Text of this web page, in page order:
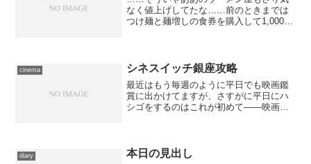
なく値上げしてたな……前のときまでは
つけ麺と麺増しの食券を購入して1,000円
cinema シネスイッチ銀座攻略
最近はもう毎週のように平日でも映画鑑
賞に出かけてますが、さすがに平日にハ
シゴをするのはこれが初めて――映画サ
それもそれも日本映画テレ...
diary 本日の見出し